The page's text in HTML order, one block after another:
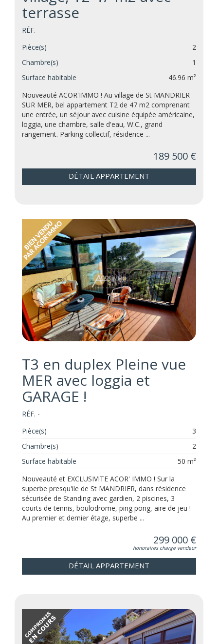
terrasse
RÉF. -
Pièce(s)
2
Chambre(s)
1
Surface habitable
46.96 m²
Nouveauté ACOR'IMMO ! Au village de St MANDRIER
SUR MER, bel appartement T2 de 47 m2 comprenant
une entrée, un séjour avec cuisine équipée américaine,
loggia, une chambre, salle d'eau, W.C., grand
rangement. Parking collectif, résidence ...
189 500 €
DÉTAIL APPARTEMENT
T3 en duplex Pleine vue
MER avec loggia et
GARAGE !
RÉF. -
Pièce(s)
3
Chambre(s)
2
Surface habitable
50 m²
Nouveauté et EXCLUSIVITE ACOR' IMMO ! Sur la
superbe presqu'ile de St MANDRIER, dans résidence
sécurisée de Standing avec gardien, 2 piscines, 3
courts de tennis, boulodrome, ping pong, aire de jeu !
Au premier et dernier étage, superbe ...
299 000 €
honoraires charge vendeur
DÉTAIL APPARTEMENT